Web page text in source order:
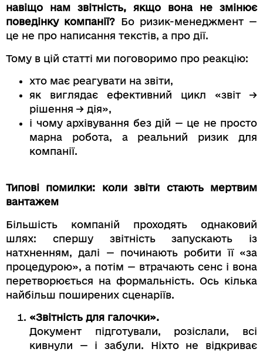
навіщо нам звітність, якщо вона не змінює
поведінку компанії? Бо ризик-менеджмент —
це не про написання текстів, а про дії.
Тому в цій статті ми поговоримо про реакцію:
хто має реагувати на звіти,
як виглядає ефективний цикл «звіт →
рішення → дія»,
і чому архівування без дій — це не просто
марна робота, а реальний ризик для
компанії.
Типові помилки: коли звіти стають мертвим
вантажем
Більшість компаній проходять однаковий
шлях: спершу звітність запускають із
натхненням, далі — починають робити її «за
процедурою», а потім — втрачають сенс і вона
перетворюється на формальність. Ось кілька
найбільш поширених сценаріїв.
«Звітність для галочки».
Документ підготували, розіслали, всі
кивнули — і забули. Ніхто не відкриває